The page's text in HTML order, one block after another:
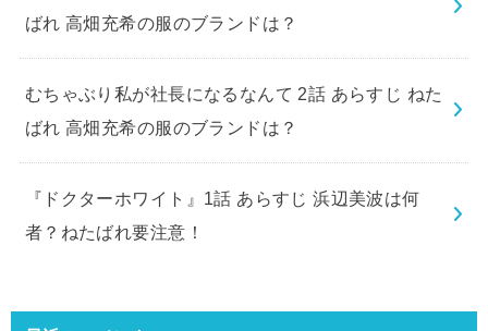
ばれ 高畑充希の服のブランドは？
むちゃぶり私が社長になるなんて 2話 あらすじ ねた
ばれ 高畑充希の服のブランドは？
『ドクターホワイト』1話 あらすじ 浜辺美波は何
者？ねたばれ要注意！